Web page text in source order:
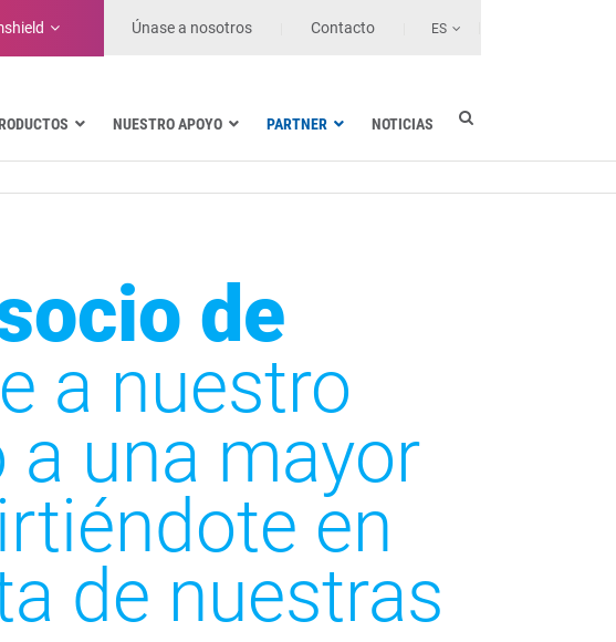
Únase a nosotros Contacto ES
y almacenes
Tecnologías de la información
NUESTRO APOYO PARTNER NOTICIAS
de
a nuestro
una mayor
en
de nuestras